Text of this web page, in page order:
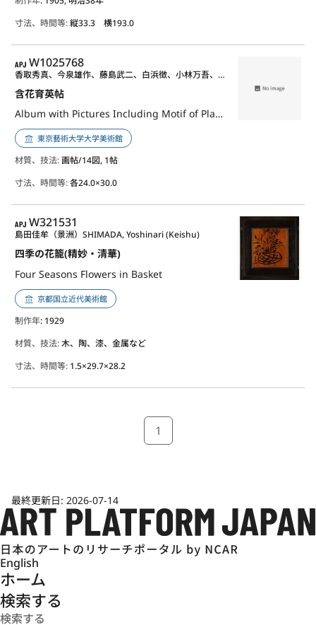
寸法、時間等:縦33.3 横193.0
APJ
W1025768
含花育英帖
Album with Pictures Including Motif of Plants
香取秀真、今泉雄作、藤島武二、白浜徴、小林万吾、岡田三郎助、小場恒吉、長原孝太郎、松田義之、島田佳矣、千頭庸哉、久米桂一郎、和田英作、平田松堂、龍村平蔵
東京藝術大学大学美術館
材質、技法:画帖/14図, 1帖
寸法、時間等:各24.0×30.0
APJ
W321531
四季の花籠(精妙・清華)
Four Seasons Flowers in Basket
島田佳牟（景洲）SHIMADA, Yoshinari (Keishu)
京都国立近代美術館
制作年: 1929
材質、技法:木、陶、漆、金属など
寸法、時間等: 1.5×29.7×28.2
1
最終更新日: 2026-07-14
English
ホーム
検索する